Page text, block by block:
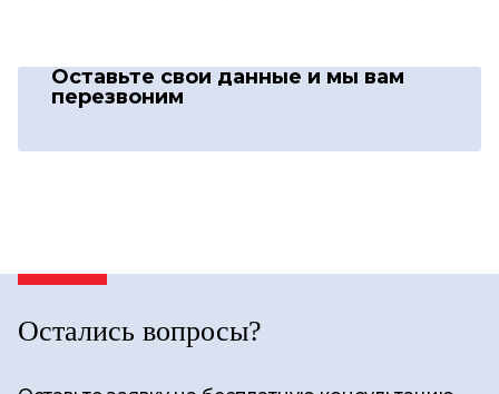
Оставьте свои данные и мы вам
перезвоним
Остались вопросы?